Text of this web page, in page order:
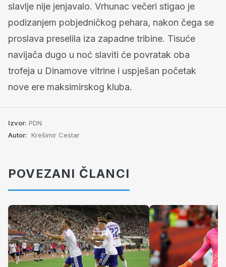
slavlje nije jenjavalo. Vrhunac večeri stigao je
podizanjem pobjedničkog pehara, nakon čega se
proslava preselila iza zapadne tribine. Tisuće
navijača dugo u noć slaviti će povratak oba
trofeja u Dinamove vitrine i uspješan početak
nove ere maksimirskog kluba.
Izvor: PDN
Autor: Krešimir Cestar
POVEZANI ČLANCI